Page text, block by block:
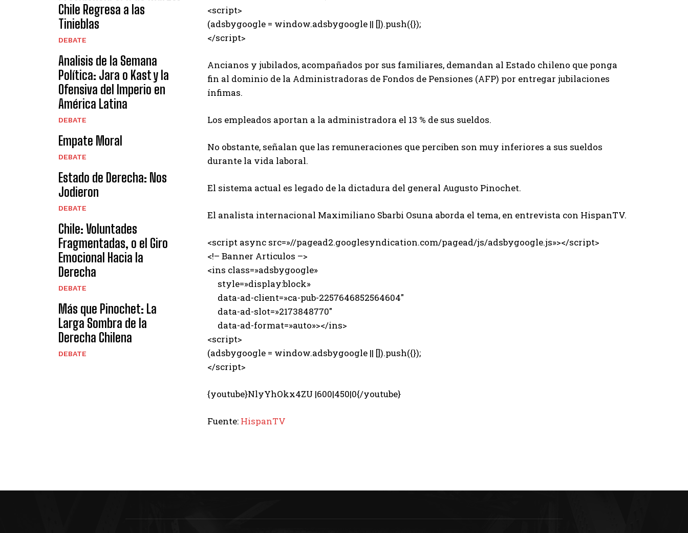
Chile Regresa a las
Tinieblas
DEBATE
Analisis de la Semana
Política: Jara o Kast y la
Ofensiva del Imperio en
América Latina
DEBATE
Empate Moral
DEBATE
Estado de Derecha: Nos
Jodieron
DEBATE
Chile: Voluntades
Fragmentadas, o el Giro
Emocional Hacia la
Derecha
DEBATE
Más que Pinochet: La
Larga Sombra de la
Derecha Chilena
DEBATE
<script>
(adsbygoogle = window.adsbygoogle || []).push({});
</script>
Ancianos y jubilados, acompañados por sus familiares, demandan al Estado chileno que ponga
fin al dominio de la Administradoras de Fondos de Pensiones (AFP) por entregar jubilaciones
ínfimas.
Los empleados aportan a la administradora el 13 % de sus sueldos.
No obstante, señalan que las remuneraciones que perciben son muy inferiores a sus sueldos
durante la vida laboral.
El sistema actual es legado de la dictadura del general Augusto Pinochet.
El analista internacional Maximiliano Sbarbi Osuna aborda el tema, en entrevista con HispanTV.
<script async src=»//pagead2.googlesyndication.com/pagead/js/adsbygoogle.js»></script>
<!– Banner Articulos –>
<ins class=»adsbygoogle»
style=»display:block»
data-ad-client=»ca-pub-2257646852564604″
data-ad-slot=»2173848770″
data-ad-format=»auto»></ins>
<script>
(adsbygoogle = window.adsbygoogle || []).push({});
</script>
{youtube}NlyYhOkx4ZU |600|450|0{/youtube}
Fuente: HispanTV